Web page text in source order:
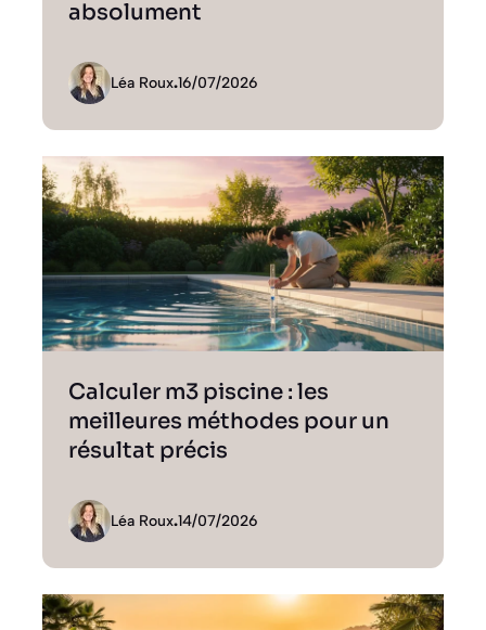
absolument
Léa Roux.16/07/2026
Calculer m3 piscine : les
meilleures méthodes pour un
résultat précis
Léa Roux.14/07/2026